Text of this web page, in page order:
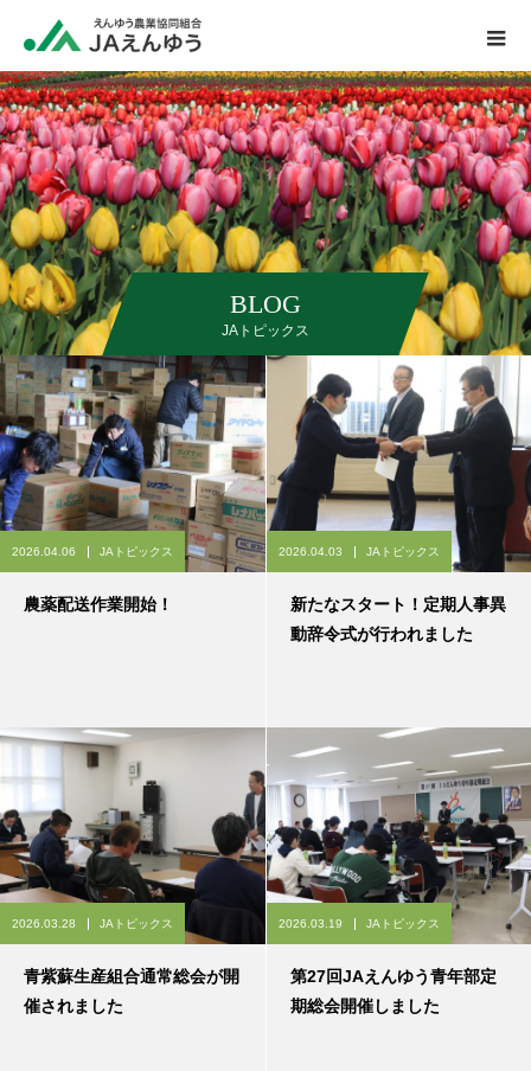
BLOG
JAトピックス
2026.04.06 JAトピックス
農薬配送作業開始！
2026.04.03 JAトピックス
新たなスタート！定期人事異
動辞令式が行われました
2026.03.28 JAトピックス
青紫蘇生産組合通常総会が開
催されました
2026.03.19 JAトピックス
第27回JAえんゆう青年部定
期総会開催しました